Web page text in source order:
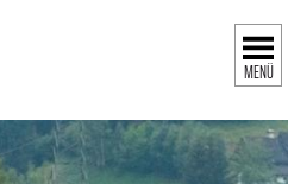
MENÜ